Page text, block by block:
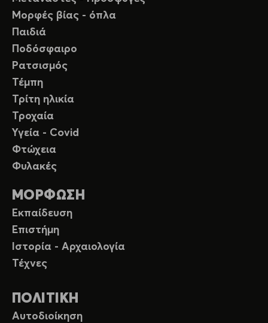
Μορφές βίας - όπλα
Παιδιά
Ποδόσφαιρο
Ρατσισμός
Τέμπη
Τρίτη ηλικία
Τροχαία
Υγεία - Covid
Φτώχεια
Φυλακές
ΜΟΡΦΩΣΗ
Εκπαίδευση
Επιστήμη
Ιστορία - Αρχαιολογία
Τέχνες
ΠΟΛΙΤΙΚΗ
Αυτοδιοίκηση